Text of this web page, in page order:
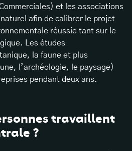
et les associations
afin de calibrer le projet
réussie tant sur le
Les études
la faune et plus
l’archéologie, le paysage)
pendant deux ans.
travaillent
?